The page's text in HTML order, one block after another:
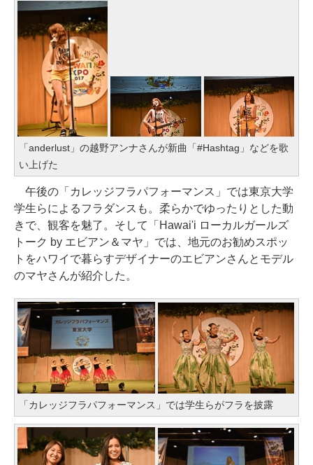
「anderlust」の越野アンナさんが新曲「#Hashtag」などを歌
い上げた
午後の「カレッジフラパフォーマンス」では東京大学
学生らによるフラダンスも。柔らかでゆったりとした動
きで、観客を魅了。そして「Hawai'i ローカルガールズ
トーク by エビアン＆マヤ」では、地元のお勧めスポッ
トをハワイで暮らすデザイナーのエビアンさんとモデル
のマヤさんが紹介した。
「カレッジフラパフォーマンス」では学生らがフラを披露